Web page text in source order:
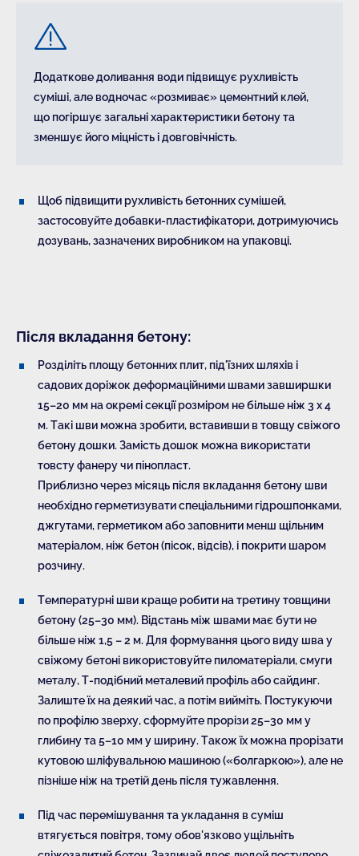
Додаткове доливання води підвищує рухливість
суміші, але водночас «розмиває» цементний клей,
що погіршує загальні характеристики бетону та
зменшує його міцність і довговічність.
Щоб підвищити рухливість бетонних сумішей,
застосовуйте добавки-пластифікатори, дотримуючись
дозувань, зазначених виробником на упаковці.
Після вкладання бетону:
Розділіть площу бетонних плит, під'їзних шляхів і
садових доріжок деформаційними швами завширшки
15–20 мм на окремі секції розміром не більше ніж 3 х 4
м. Такі шви можна зробити, вставивши в товщу свіжого
бетону дошки. Замість дошок можна використати
товсту фанеру чи пінопласт.
Приблизно через місяць після вкладання бетону шви
необхідно герметизувати спеціальними гідрошпонками,
джгутами, герметиком або заповнити менш щільним
матеріалом, ніж бетон (пісок, відсів), і покрити шаром
розчину.
Температурні шви краще робити на третину товщини
бетону (25–30 мм). Відстань між швами має бути не
більше ніж 1,5 – 2 м. Для формування цього виду шва у
свіжому бетоні використовуйте пиломатеріали, смуги
металу, Т-подібний металевий профіль або сайдинг.
Залиште їх на деякий час, а потім вийміть. Постукуючи
по профілю зверху, сформуйте прорізи 25–30 мм у
глибину та 5–10 мм у ширину. Також їх можна прорізати
кутовою шліфувальною машиною («болгаркою»), але не
пізніше ніж на третій день після тужавлення.
Під час перемішування та укладання в суміш
втягується повітря, тому обов'язково ущільніть